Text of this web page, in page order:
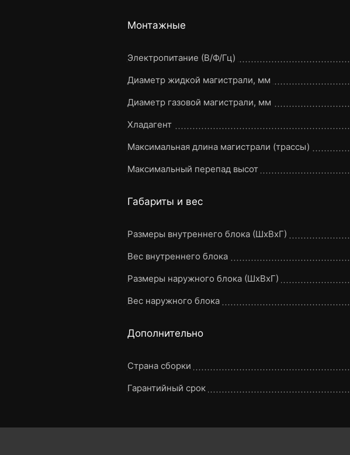
Монтажные
Электропитание (В/Ф/Гц)
Диаметр жидкой магистрали, мм
Диаметр газовой магистрали, мм
Хладагент
Максимальная длина магистрали (трассы)
Максимальный перепад высот
Габариты и вес
Размеры внутреннего блока (ШxВxГ)
Вес внутреннего блока
Размеры наружного блока (ШxВxГ)
Вес наружного блока
Дополнительно
Страна сборки
Гарантийный срок